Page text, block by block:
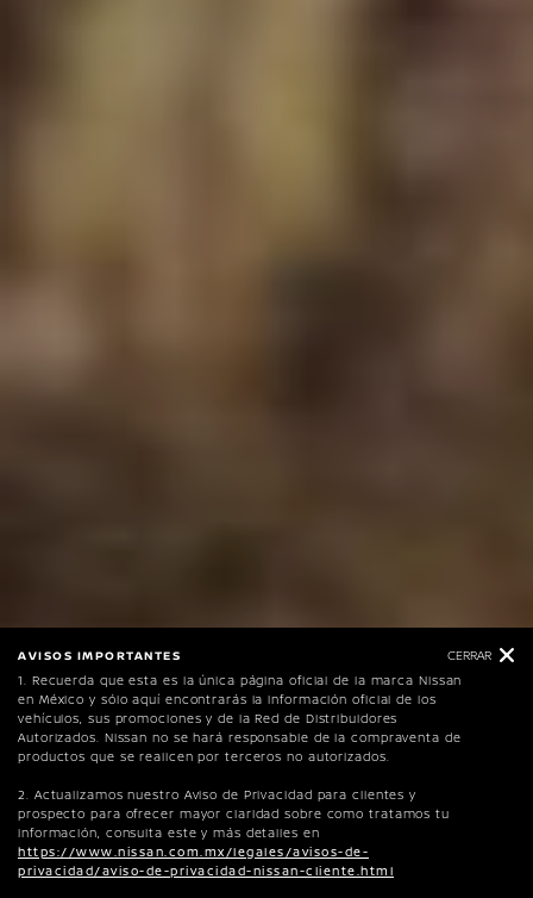
AVISOS IMPORTANTES
1. Recuerda que esta es la única página oficial de la marca Nissan
en México y sólo aquí encontrarás la información oficial de los
vehículos, sus promociones y de la Red de Distribuidores
Autorizados. Nissan no se hará responsable de la compraventa de
productos que se realicen por terceros no autorizados.
2. Actualizamos nuestro Aviso de Privacidad para clientes y
prospecto para ofrecer mayor claridad sobre como tratamos tu
información, consulta este y más detalles en
https://www.nissan.com.mx/legales/avisos-de-
privacidad/aviso-de-privacidad-nissan-cliente.html
CERRAR
Una Pickup PRO de verdad Hecha en México
Esto es Nissan Frontier
PRUEBA DE MANEJO INVENTARIO LOCALIZA TU DISTRIBUIDOR